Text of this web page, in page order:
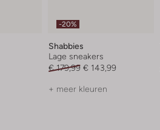
-20%
Shabbies
Lage sneakers
€ 179,99 € 143,99
+ meer kleuren